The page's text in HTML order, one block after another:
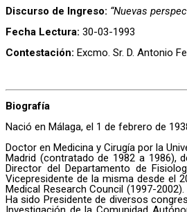
Discurso de Ingreso: “Nuevas
Fecha Lectura: 30-03-1993
Contestación: Excmo. Sr. D. Antonio
Biografía
Nació en Málaga, el 1 de febrero de
Doctor en Medicina y Cirugía por la
Madrid (contratado de 1982 a 1986),
Director del Departamento de
Vicepresidente de la misma desde el
Medical Research Council (1997-
Ha sido Presidente de diversos